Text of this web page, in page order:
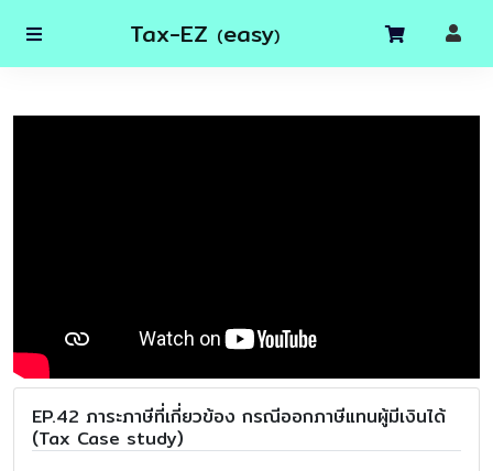
Tax-EZ (easy)
EP.42 ภาระภาษีที่เกี่ยวข้อง กรณีออกภาษีแทนผู้มีเงินได้
(Tax Case study)